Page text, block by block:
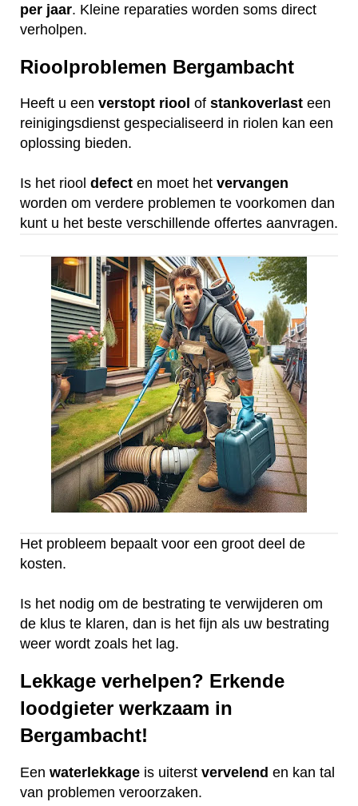
per jaar. Kleine reparaties worden soms direct
verholpen.
Rioolproblemen Bergambacht
Heeft u een verstopt riool of stankoverlast een
reinigingsdienst gespecialiseerd in riolen kan een
oplossing bieden.
Is het riool defect en moet het vervangen
worden om verdere problemen te voorkomen dan
kunt u het beste verschillende offertes aanvragen.
Het probleem bepaalt voor een groot deel de
kosten.
Is het nodig om de bestrating te verwijderen om
de klus te klaren, dan is het fijn als uw bestrating
weer wordt zoals het lag.
Lekkage verhelpen? Erkende
loodgieter werkzaam in
Bergambacht!
Een waterlekkage is uiterst vervelend en kan tal
van problemen veroorzaken.